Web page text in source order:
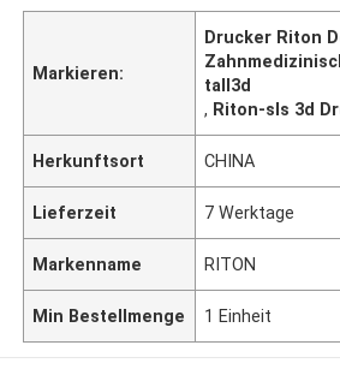
Markieren:
Drucker Riton
tall3d
, Riton-sls 3d
Herkunftsort CHINA
Lieferzeit 7 Werktage
Markenname RITON
Min Bestellmenge 1 Einheit